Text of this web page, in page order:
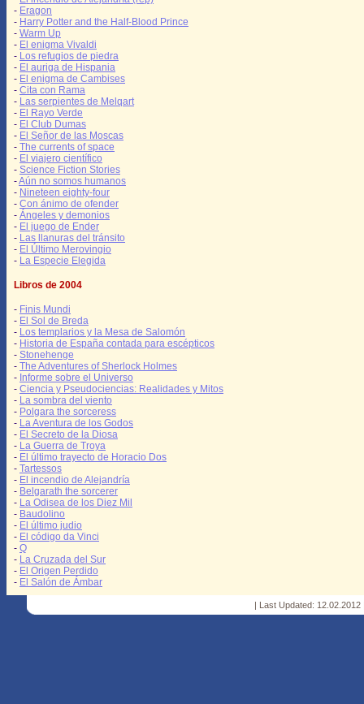
- Eragon
- Harry Potter and the Half-Blood Prince
- Warm Up
- El enigma Vivaldi
- Los refugios de piedra
- El auriga de Hispania
- El enigma de Cambises
- Cita con Rama
- Las serpientes de Melqart
- El Rayo Verde
- El Club Dumas
- El Señor de las Moscas
- The currents of space
- El viajero científico
- Science Fiction Stories
-Aún no somos humanos
- Nineteen eighty-four
- Con ánimo de ofender
- Ángeles y demonios
- El juego de Ender
- Las llanuras del tránsito
- El Último Merovingio
- La Especie Elegida
Libros de 2004
- Finis Mundi
- El Sol de Breda
- Los templarios y la Mesa de Salomón
- Historia de España contada para escépticos
- Stonehenge
- The Adventures of Sherlock Holmes
- Informe sobre el Universo
- Ciencia y Pseudociencias: Realidades y Mitos
- La sombra del viento
- Polgara the sorceress
- La Aventura de los Godos
- El Secreto de la Diosa
- La Guerra de Troya
- El último trayecto de Horacio Dos
- Tartessos
- El incendio de Alejandría
- Belgarath the sorcerer
- La Odisea de los Diez Mil
- Baudolino
- El último judio
- El código da Vinci
- Q
- La Cruzada del Sur
- El Origen Perdido
- El Salón de Ámbar
| Last Updated: